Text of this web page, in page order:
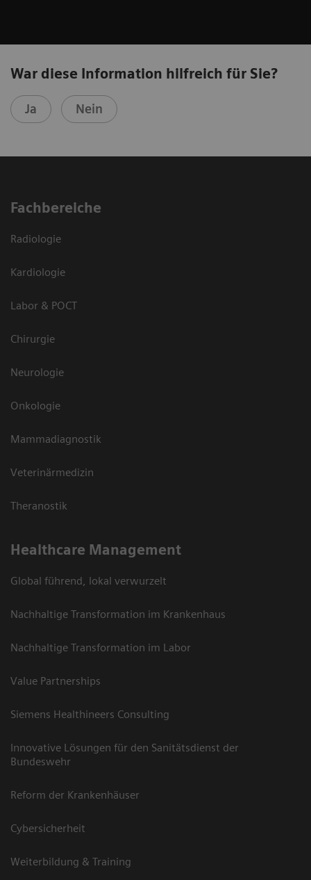
War diese Information hilfreich für Sie?
Ja Nein
Fachbereiche
Radiologie
Kardiologie
Labor & POCT
Chirurgie
Neurologie
Onkologie
Mammadiagnostik
Veterinärmedizin
Theranostik
Healthcare Management
Global führend, lokal verwurzelt
Nachhaltige Transformation im Krankenhaus
Nachhaltige Transformation im Labor
Value Partnerships
Siemens Healthineers Consulting
Innovative Lösungen für den Sanitätsdienst der
Bundeswehr
Reform der Krankenhäuser
Cybersicherheit
Weiterbildung & Training